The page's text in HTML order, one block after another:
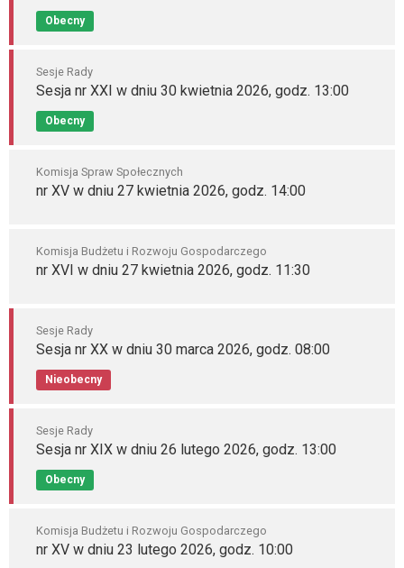
Obecny
Sesje Rady
Sesja nr XXI w dniu 30 kwietnia 2026, godz. 13:00
Obecny
Komisja Spraw Społecznych
nr XV w dniu 27 kwietnia 2026, godz. 14:00
Komisja Budżetu i Rozwoju Gospodarczego
nr XVI w dniu 27 kwietnia 2026, godz. 11:30
Sesje Rady
Sesja nr XX w dniu 30 marca 2026, godz. 08:00
Nieobecny
Sesje Rady
Sesja nr XIX w dniu 26 lutego 2026, godz. 13:00
Obecny
Komisja Budżetu i Rozwoju Gospodarczego
nr XV w dniu 23 lutego 2026, godz. 10:00